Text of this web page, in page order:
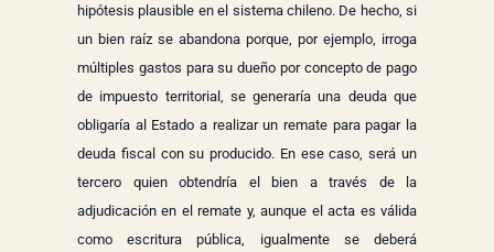
hipótesis plausible en el sistema chileno. De hecho, si
un bien raíz se abandona porque, por ejemplo, irroga
múltiples gastos para su dueño por concepto de pago
de impuesto territorial, se generaría una deuda que
obligaría al Estado a realizar un remate para pagar la
deuda fiscal con su producido. En ese caso, será un
tercero quien obtendría el bien a través de la
adjudicación en el remate y, aunque el acta es válida
como escritura pública, igualmente se deberá